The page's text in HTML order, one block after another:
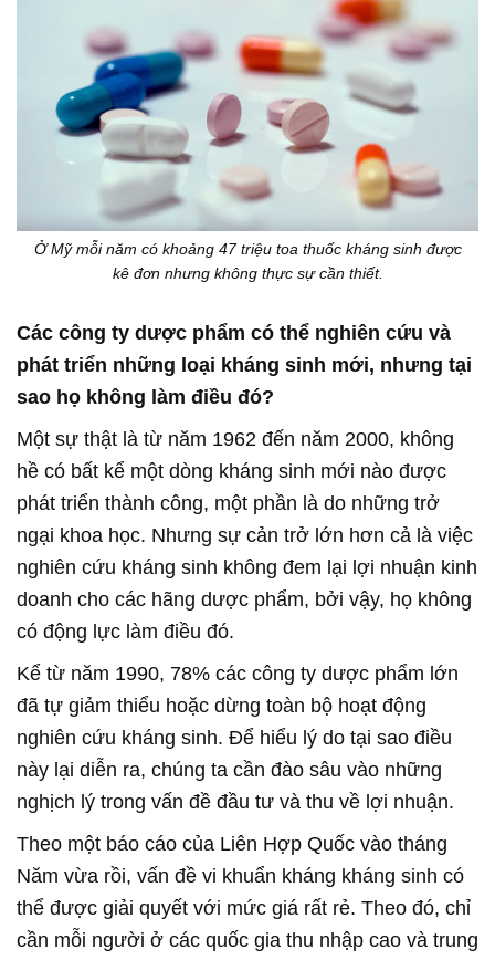
Ở Mỹ mỗi năm có khoảng 47 triệu toa thuốc kháng sinh được
kê đơn nhưng không thực sự cần thiết.
Các công ty dược phẩm có thể nghiên cứu và
phát triển những loại kháng sinh mới, nhưng tại
sao họ không làm điều đó?
Một sự thật là từ năm 1962 đến năm 2000, không
hề có bất kể một dòng kháng sinh mới nào được
phát triển thành công, một phần là do những trở
ngại khoa học. Nhưng sự cản trở lớn hơn cả là việc
nghiên cứu kháng sinh không đem lại lợi nhuận kinh
doanh cho các hãng dược phẩm, bởi vậy, họ không
có động lực làm điều đó.
Kể từ năm 1990, 78% các công ty dược phẩm lớn
đã tự giảm thiểu hoặc dừng toàn bộ hoạt động
nghiên cứu kháng sinh. Để hiểu lý do tại sao điều
này lại diễn ra, chúng ta cần đào sâu vào những
nghịch lý trong vấn đề đầu tư và thu về lợi nhuận.
Theo một báo cáo của Liên Hợp Quốc vào tháng
Năm vừa rồi, vấn đề vi khuẩn kháng kháng sinh có
thể được giải quyết với mức giá rất rẻ. Theo đó, chỉ
cần mỗi người ở các quốc gia thu nhập cao và trung